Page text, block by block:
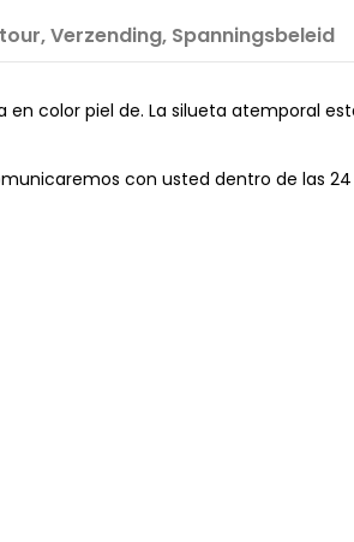
Verzending, Spanningsbeleid
color piel de. La silueta atemporal
con usted dentro de las 24